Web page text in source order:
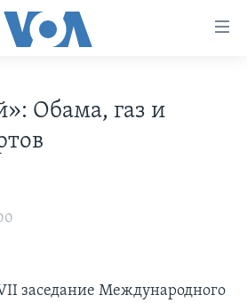
ИСТОРИЯ
Обама, газ и
заседание Международного